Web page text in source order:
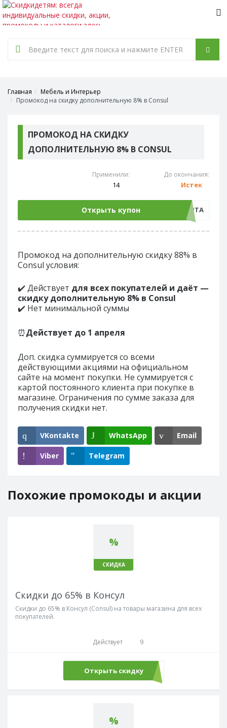
Главная
Мебель и Интерьер
Промокод на скидку дополнительную 8% в Consul
ПРОМОКОД НА СКИДКУ
ДОПОЛНИТЕЛЬНУЮ 8% В CONSUL
Применили:
14
До окончания:
Истек
Открыть купон 8МАРТА
Промокод на дополнительную скидку 88% в
Consul условия:
✔️ Действует для всех покупателей и даёт —
скидку дополнительную 8% в Consul
✔️ Нет минимальной суммы
⏰Действует до 1 апреля
Доп. скидка суммируется со всеми
действующими акциями на официальном
сайте на момент покупки. Не суммируется с
картой постоянного клиента при покупке в
магазине. Ограничения по сумме заказа для
получения скидки нет.
VKontakte WhatsApp Email
Viber Telegram
Похожие промокоды и акции
%
СКИДКА
Скидки до 65% в Консул
Скидки до 65% в Консул (Consul) на товары магазина для всех
покупателей.
Действует 9
Открыть скидку
%